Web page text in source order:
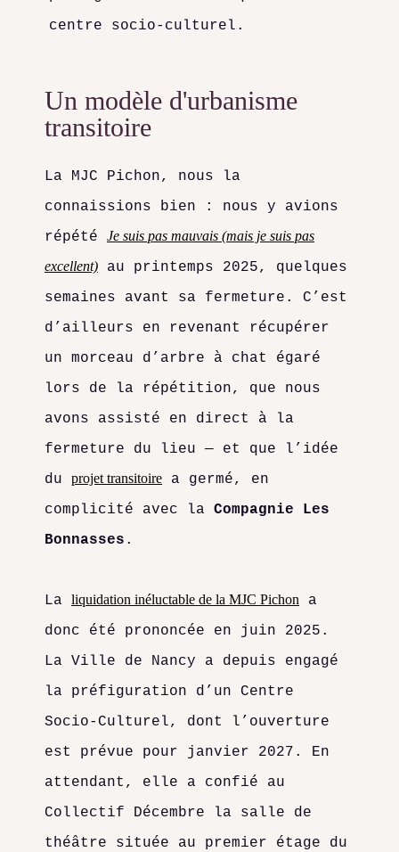
centre socio-culturel.
Un modèle d'urbanisme
transitoire
La MJC Pichon, nous la
connaissions bien : nous y avions
répété
Je suis pas mauvais (mais je suis pas
excellent)
au printemps 2025, quelques
semaines avant sa fermeture. C’est
d’ailleurs en revenant récupérer
un morceau d’arbre à chat égaré
lors de la répétition, que nous
avons assisté en direct à la
fermeture du lieu — et que l’idée
du projet transitoire a germé, en
complicité avec la Compagnie Les
Bonnasses .
La liquidation inéluctable de la MJC Pichon a
donc été prononcée en juin 2025.
La Ville de Nancy a depuis engagé
la préfiguration d’un Centre
Socio-Culturel, dont l’ouverture
est prévue pour janvier 2027. En
attendant, elle a confié au
Collectif Décembre la salle de
théâtre située au premier étage du